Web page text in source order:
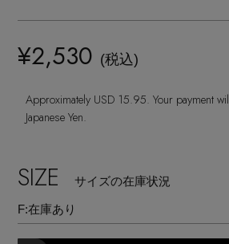
ニット
コート
ブーツ
財布・小物
ボディバッグ・ウェストポーチ
グローブ
レッグウェア
アンクレット
ウェア
シューズ
バッグ・小物
水着・スイムウェア
CONTENTS
特集一覧
NEW IN BRAND
BRAND NEWS
¥2,530 (税込)
Approximately USD 15.95. Your payment
Japanese Yen.
SIZE サイズの在庫状況
F:在庫あり